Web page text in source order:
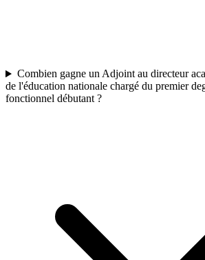
Combien gagne un Adjoint au directeur
de l'éducation nationale chargé du premier
fonctionnel débutant ?